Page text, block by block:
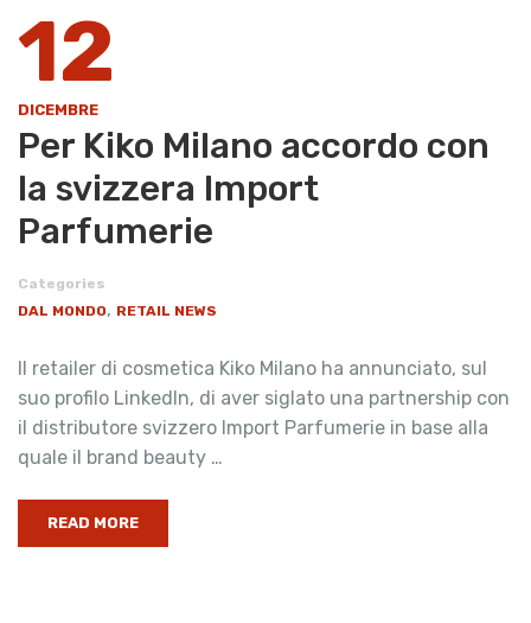
12
DICEMBRE
Per Kiko Milano accordo con
la svizzera Import
Parfumerie
Categories
DAL MONDO, RETAIL NEWS
Il retailer di cosmetica Kiko Milano ha annunciato, sul
suo profilo LinkedIn, di aver siglato una partnership con
il distributore svizzero Import Parfumerie in base alla
quale il brand beauty …
READ MORE